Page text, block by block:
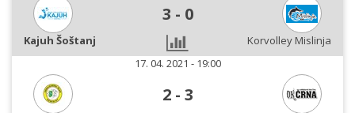
3 - 0
Kajuh Šoštanj
Korvolley Mislinja
17. 04. 2021 - 19:00
2 - 3